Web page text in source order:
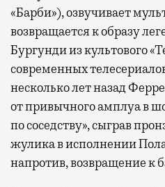
«Барби»), озвучивает
возвращается к образу
Бургунди из культового
современных
несколько лет назад
от привычного амплуа в
по соседству», сыграв
жулика в исполнении
напротив, возвращение к